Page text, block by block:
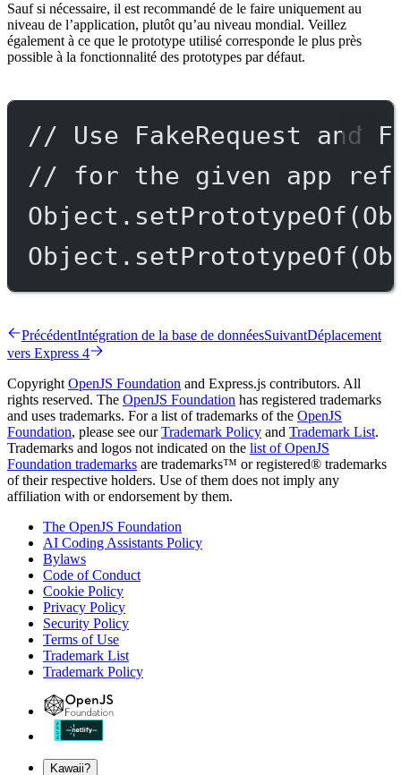
Sauf si nécessaire, il est recommandé de le faire uniquement au
niveau de l’application, plutôt qu’au niveau mondial. Veillez
également à ce que le prototype utilisé corresponde le plus près
possible à la fonctionnalité des prototypes par défaut.
// Use FakeRequest and
// for the given app
Object. setPrototypeOf
Object. setPrototypeOf
PrécédentIntégration de la base de donnéesSuivantDéplacement
vers Express 4
Copyright OpenJS Foundation and Express.js contributors. All
rights reserved. The OpenJS Foundation has registered trademarks
and uses trademarks. For a list of trademarks of the OpenJS
Foundation, please see ourTrademark Policy and Trademark List.
Trademarks and logos not indicated on the list of OpenJS
Foundation trademarks are trademarks™ or registered® trademarks
of their respective holders. Use of them does not imply any
affiliation with or endorsement by them.
The OpenJS Foundation
AI Coding Assistants Policy
Bylaws
Code of Conduct
Cookie Policy
Privacy Policy
Security Policy
Terms of Use
Trademark List
Trademark Policy
Kawaii?